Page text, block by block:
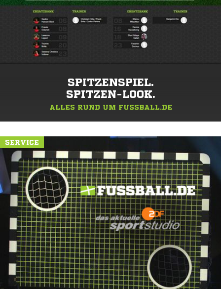
SPITZENSPIEL.
SPITZEN-LOOK.
ALLES RUND UM FUSSBALL.DE
SERVICE